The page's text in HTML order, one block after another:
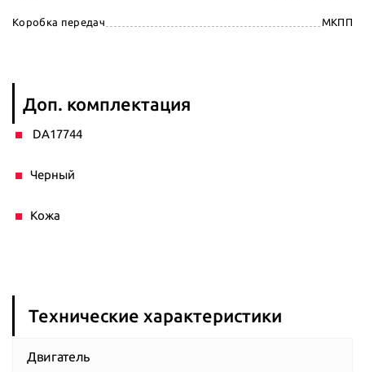
Коробка передач МКПП
Доп. комплектация
DA17744
Черный
Кожа
Технические характеристики
Двигатель